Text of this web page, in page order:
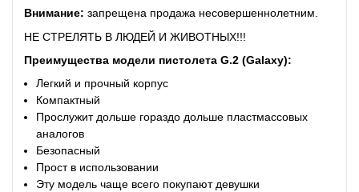
Внимание: запрещена продажа несовершеннолетним.
НЕ СТРЕЛЯТЬ В ЛЮДЕЙ И ЖИВОТНЫХ!!!
Преимущества модели пистолета G.2 (Galaxy):
Легкий и прочный корпус
Компактный
Прослужит дольше гораздо дольше пластмассовых
аналогов
Безопасный
Прост в использовании
Эту модель чаще всего покупают девушки